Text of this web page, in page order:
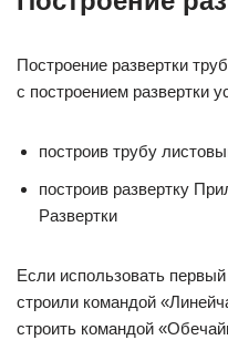
Построение развертки
с построением развертки
построив трубу
построив развертку
Развертки
Если использовать
строили командой
строить командой